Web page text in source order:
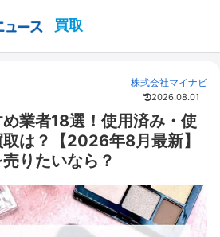
買取
株式会社マイナビ
2026.08.01
業者18選！使用済み・使
は？【2026年8月最新】
りたいなら？